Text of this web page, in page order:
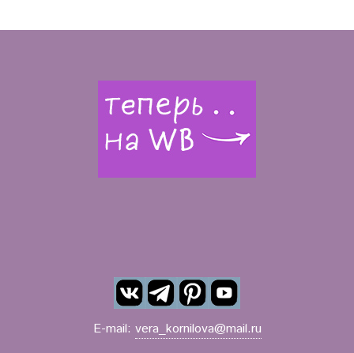
E-mail: vera_kornilova@mail.ru